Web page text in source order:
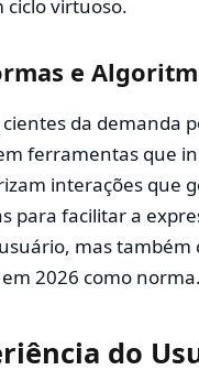
ciclo virtuoso.
e
da demanda
ferramentas que
interações que
para facilitar a
mas
2026 como norma.
do